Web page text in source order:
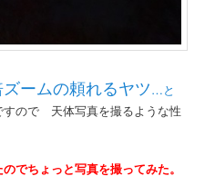
ームの頼れるヤツ…と
すので 天体写真を撮るような性
でちょっと写真を撮ってみた。